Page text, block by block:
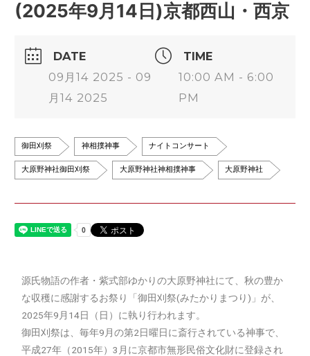
(2025年9月14日)京都西山・西京
DATE
09月14 2025 - 09
月14 2025
TIME
10:00 AM - 6:00
PM
御田刈祭 神相撲神事 ナイトコンサート
大原野神社御田刈祭 大原野神社神相撲神事 大原野神社
源氏物語の作者・紫式部ゆかりの大原野神社にて、秋の豊か
な収穫に感謝するお祭り「御田刈祭(みたかりまつり)」が、
2025年9月14日（日）に執り行われます。
御田刈祭は、毎年9月の第2日曜日に斎行されている神事で、
平成27年（2015年）3月に京都市無形民俗文化財に登録され